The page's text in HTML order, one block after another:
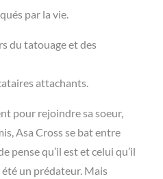
par la vie.
du tatouage et des
attachants.
pour rejoindre sa soeur,
Asa Cross se bat entre
pense qu’il est et celui qu’il
un prédateur. Mais